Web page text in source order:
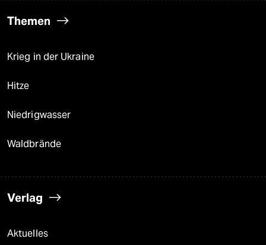
Themen
Krieg in der Ukraine
Hitze
Niedrigwasser
Waldbrände
Verlag
Aktuelles